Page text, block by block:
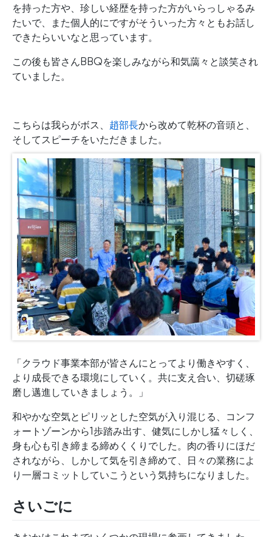
を持った方や、珍しい経歴を持った方がいらっしゃるみ
たいで、また個人的にですがそういった方々ともお話し
できたらいいなと思っています。
この後も皆さんBBQを楽しみながら和気藹々と談笑され
ていました。
こちらは我らがボス、 趙部長から改めて乾杯の音頭と、
そしてスピーチをいただきました。
「クラウド事業本部が皆さんにとってより働きやすく、
より成長できる環境にしていく。共に支え合い、切磋琢
磨し邁進していきましょう。」
和やかな空気とピリッとした空気が入り混じる、コンフ
ォートゾーンから1歩踏み出す、健気にしかし猛々しく、
身も心も引き締まる締めくくりでした。肉の香りにほだ
されながら、しかして気を引き締めて、日々の業務によ
り一層コミットしていこうという気持ちになりました。
さいごに